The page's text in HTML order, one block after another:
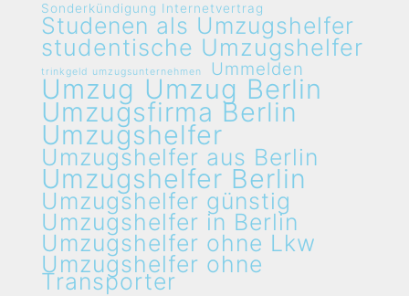
Sonderkündigung Internetvertrag
Studenen als Umzugshelfer
studentische Umzugshelfer
trinkgeld umzugsunternehmen Ummelden
Umzug Umzug Berlin
Umzugsfirma Berlin
Umzugshelfer
Umzugshelfer aus Berlin
Umzugshelfer Berlin
Umzugshelfer günstig
Umzugshelfer in Berlin
Umzugshelfer ohne Lkw
Umzugshelfer ohne
Transporter